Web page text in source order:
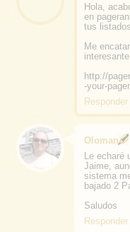
Hola,
en
tus
Me
http://
-your-
Responder
Oloman
Le
Jaime,
sistema
bajado 2
Saludos
Responder